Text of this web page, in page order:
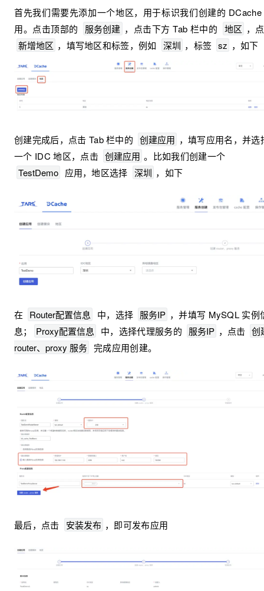
首先我们需要先添加一个地区，用于标识我们创建的 DCache
用。点击顶部的
服务创建 ，点击下方 Tab 栏中的
地区
新增地区 ，填写地区和标签，例如 深圳 ，标签 sz ，如下
创建完成后，点击 Tab 栏中的 创建应用 ，填写应用名，并选
一个 IDC 地区，点击 创建应用 。比如我们创建一个
TestDemo 应用，地区选择 深圳 ，如下
在 Router配置信息 中，选择 服务IP ，并填写 MySQL 实例
息；
Proxy配置信息 中，选择代理服务的 服务IP ，点击 创
router、proxy 服务 完成应用创建。
最后，点击 安装发布 ，即可发布应用